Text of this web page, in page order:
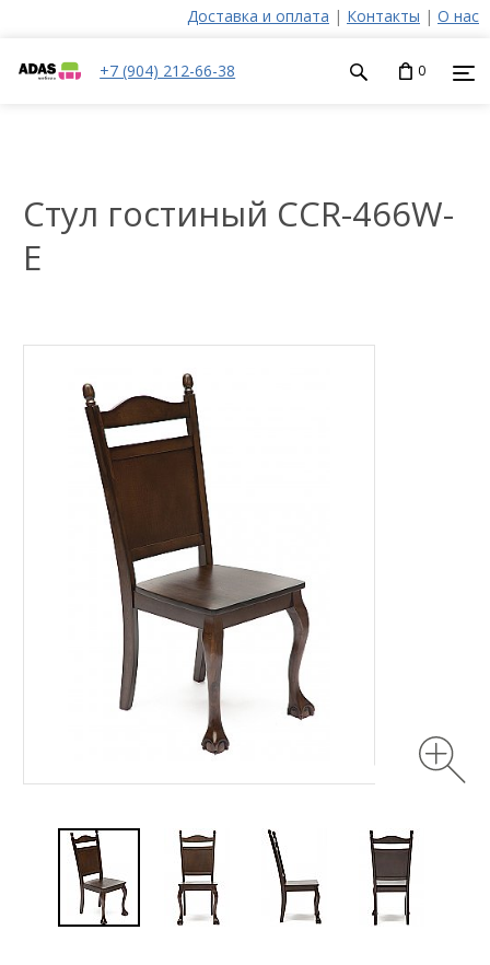
Доставка и оплата | Контакты | О нас
+7 (904) 212-66-38 0
Стул гостиный CCR-466W-
E